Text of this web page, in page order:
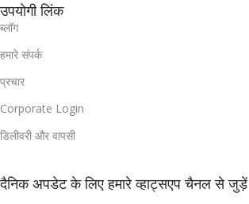
उपयोगी लिंक
ब्लॉग
हमारे संपर्क
प्रचार
Corporate Login
डिलीवरी और वापसी
दैनिक अपडेट के लिए हमारे व्हाट्सएप चैनल से जुड़ें